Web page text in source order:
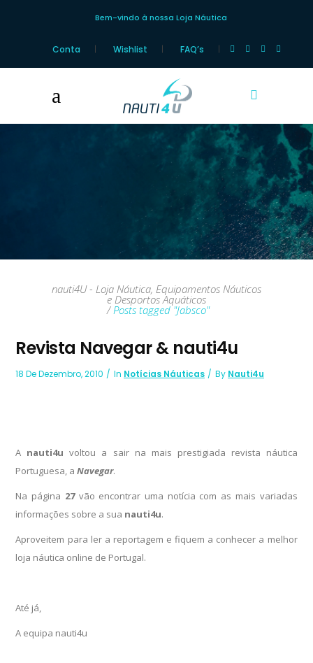
Bem-vindo à nossa Loja Náutica
Conta Wishlist FAQ’s
nauti4U - Loja Náutica, Equipamentos Náuticos
e Desportos Aquáticos
/Posts tagged "Jabsco"
Revista Navegar & nauti4u
18 De Dezembro, 2010 In Notícias Náuticas By Nauti4u
A nauti4u voltou a sair na mais prestigiada revista náutica
Portuguesa, aNavegar.
Na página 27vão encontrar uma notícia com as mais variadas
informações sobre a sua nauti4u.
Aproveitem para ler a reportagem e fiquem a conhecer a melhor
loja náutica online de Portugal.
Até já,
A equipa nauti4u